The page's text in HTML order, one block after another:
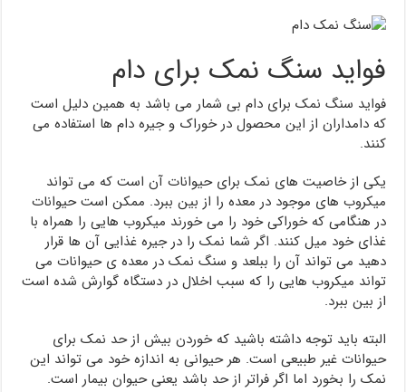
فواید سنگ نمک برای دام
فواید سنگ نمک برای دام بی شمار می باشد به همین دلیل است
که دامداران از این محصول در خوراک و جیره دام ها استفاده می
کنند.
یکی از خاصیت های نمک برای حیوانات آن است که می‌ تواند
میکروب‌ های موجود در معده را از بین ببرد. ممکن است حیوانات
در هنگامی که خوراکی خود را می‌ خورند میکروب هایی را همراه با
غذای خود میل کنند. اگر شما نمک را در جیره غذایی آن ها قرار
دهید می ‌تواند آن را ببلعد و سنگ نمک در معده ی حیوانات می
تواند میکروب هایی را که سبب اخلال در دستگاه گوارش شده است
از بین ببرد.
البته باید توجه داشته باشید که خوردن بیش از حد نمک برای
حیوانات غیر طبیعی است. هر حیوانی به اندازه خود می ‌تواند این
نمک را بخورد اما اگر فراتر از حد باشد یعنی حیوان بیمار است.